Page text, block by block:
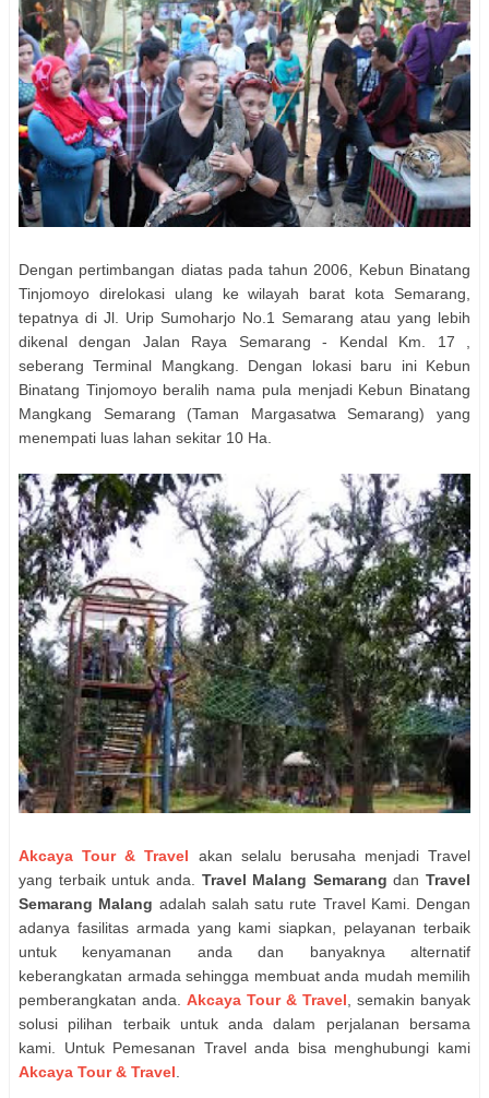
Dengan pertimbangan diatas pada tahun 2006, Kebun Binatang
Tinjomoyo direlokasi ulang ke wilayah barat kota Semarang,
tepatnya di Jl. Urip Sumoharjo No.1 Semarang atau yang lebih
dikenal dengan Jalan Raya Semarang - Kendal Km. 17 ,
seberang Terminal Mangkang. Dengan lokasi baru ini Kebun
Binatang Tinjomoyo beralih nama pula menjadi Kebun Binatang
Mangkang Semarang (Taman Margasatwa Semarang) yang
menempati luas lahan sekitar 10 Ha.
Akcaya Tour & Travel
akan selalu berusaha menjadi Travel
yang terbaik untuk anda. Travel Malang Semarang dan Travel
Semarang Malang adalah salah satu rute Travel Kami. Dengan
adanya fasilitas armada yang kami siapkan, pelayanan terbaik
untuk kenyamanan anda dan banyaknya alternatif
keberangkatan armada sehingga membuat anda mudah memilih
pemberangkatan anda. Akcaya Tour & Travel , semakin banyak
solusi pilihan terbaik untuk anda dalam perjalanan bersama
kami. Untuk Pemesanan Travel anda bisa menghubungi kami
Akcaya Tour & Travel